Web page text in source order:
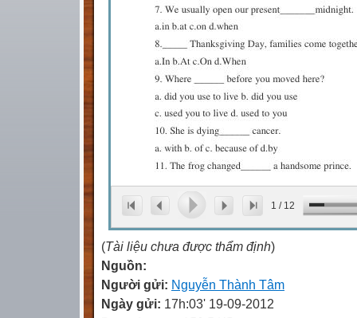
1 / 12
(Tài liệu chưa được thẩm định)
Nguồn:
Người gửi: Nguyễn Thành Tâm
Ngày gửi: 17h:03' 19-09-2012